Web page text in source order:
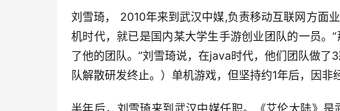
刘雪琦， 2010年来到武汉中媒,负责移动互联网方面
机时代，就已是国内某大学生手游创业团队的一员
了他的团队。”刘雪琦说，在java时代，他们团队做
队解散研发终止。）单机游戏，但坚持约1年后，因非